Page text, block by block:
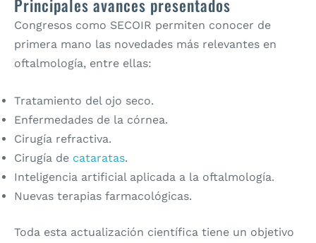
Principales avances presentados
Congresos como SECOIR permiten conocer de
primera mano las novedades más relevantes en
oftalmología, entre ellas:
Tratamiento del ojo seco.
Enfermedades de la córnea.
Cirugía refractiva.
Cirugía de cataratas.
Inteligencia artificial aplicada a la oftalmología.
Nuevas terapias farmacológicas.
Toda esta actualización científica tiene un objetivo